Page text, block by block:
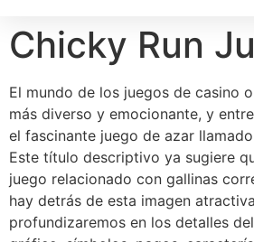
Chicky Run
El mundo de los juegos de casino
más diverso y emocionante, y
el fascinante juego de azar
Este título descriptivo ya sugiere
juego relacionado con gallinas
hay detrás de esta imagen
profundizaremos en los detalles